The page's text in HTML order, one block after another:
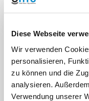
Diese Webseite
Wir verwenden
personalisieren,
zu können und die
analysieren.
Verwendung unserer
The thread identification
READ MORE